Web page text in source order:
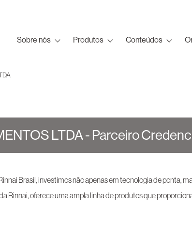
Sobre nós Produtos Conteúdos
LTDA - Parceiro
Brasil, investimos não apenas em tecnologia de ponta,
Rinnai, oferece uma ampla linha de produtos que